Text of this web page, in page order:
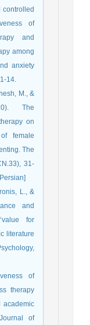
controlled
of
and
among
anxiety
14.
M., &
The
on
female
The
31-
L., &
and
for
literature
of
therapy
academic
of